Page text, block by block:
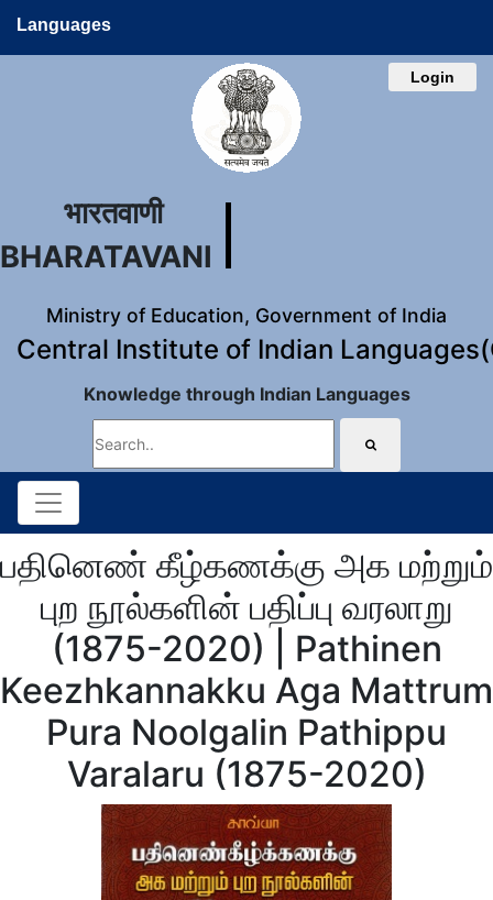
Languages
Login
भारतवाणी
BHARATAVANI
Ministry of Education, Government of India
Central Institute of Indian
Knowledge through Indian Languages
பதினெண் கீழ்கணக்கு அக மற்றும்
புற நூல்களின் பதிப்பு வரலாறு
(1875-2020) | Pathinen
Keezhkannakku Aga Mattrum
Pura Noolgalin Pathippu
Varalaru (1875-2020)